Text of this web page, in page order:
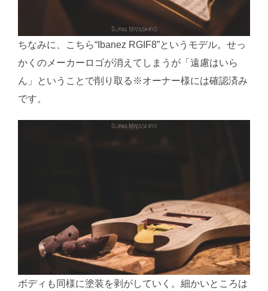
ちなみに、こちら“Ibanez RGIF8”というモデル。せっ
かくのメーカーロゴが消えてしまうが「遠慮はいら
ん」ということで削り取る※オーナー様には確認済み
です。
ボディも同様に塗装を剥がしていく。細かいところは